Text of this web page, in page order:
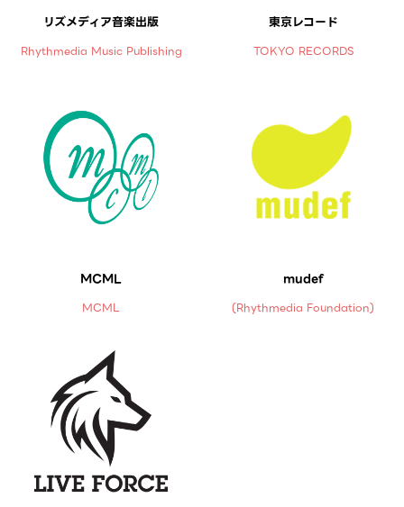
リズメディア音楽出版
Rhythmedia Music Publishing
東京レコード
TOKYO RECORDS
MCML
MCML
mudef
(Rhythmedia Foundation)